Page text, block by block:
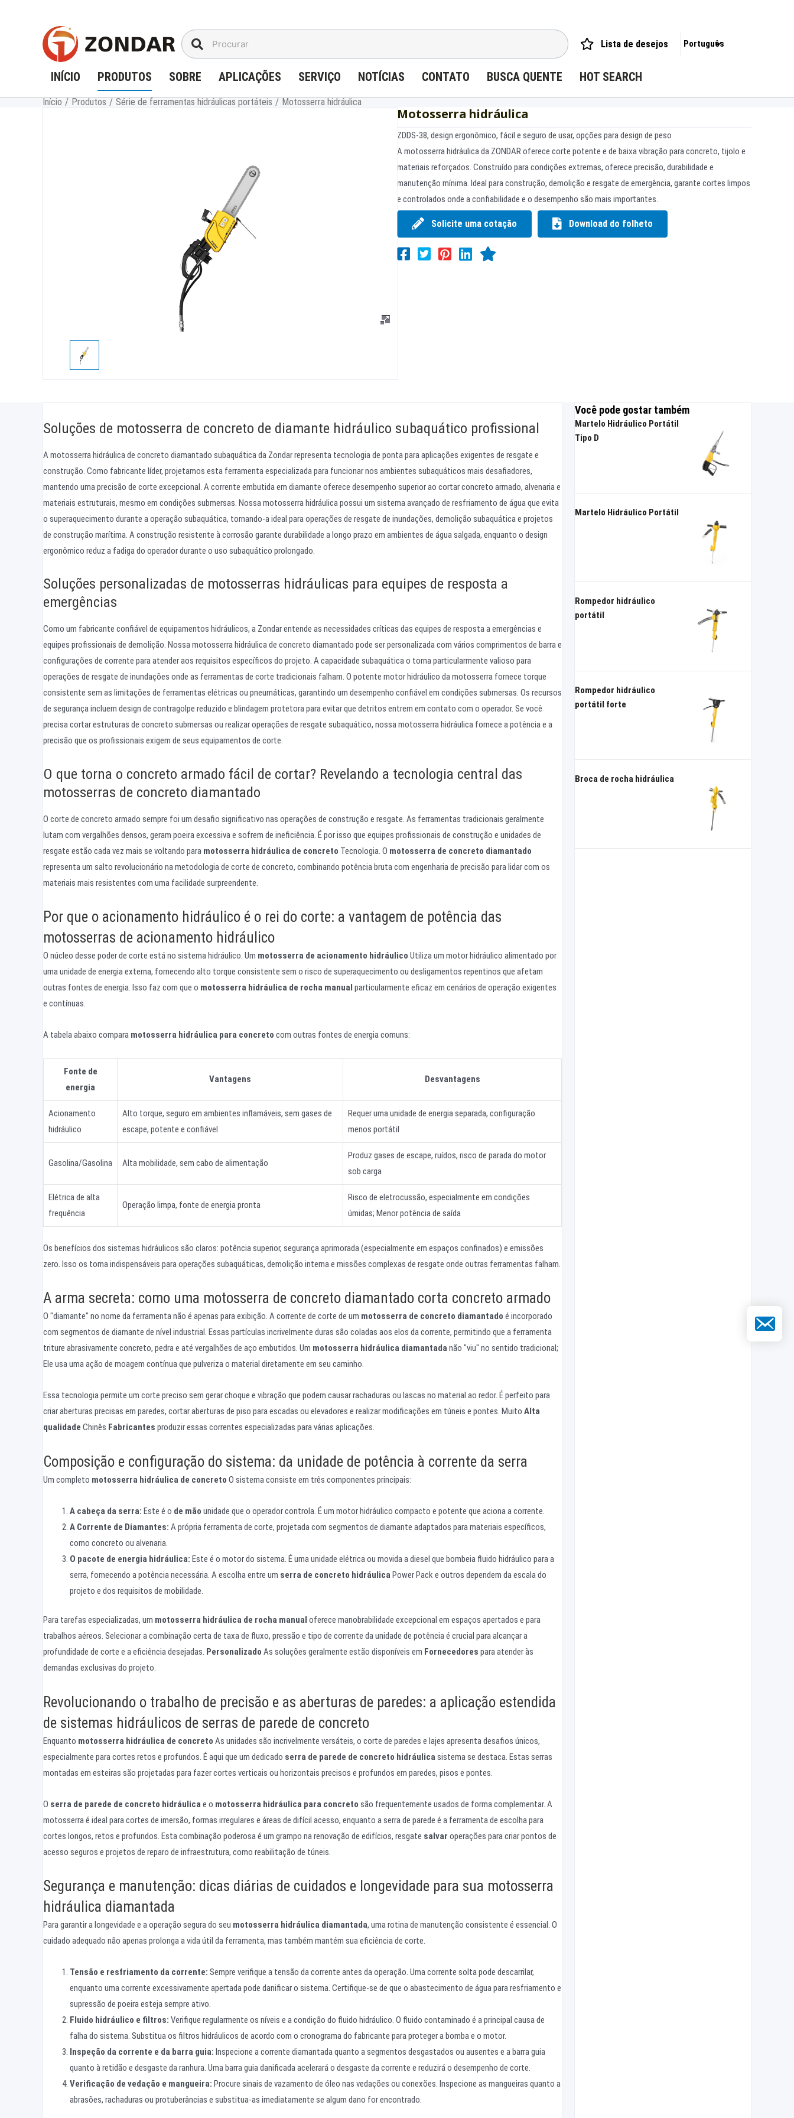
Lista de desejos Português
INÍCIO PRODUTOS SOBRE APLICAÇÕES SERVIÇO NOTÍCIAS CONTATO BUSCA QUENTE HOT SEARCH
Início / Produtos / Série de ferramentas hidráulicas portáteis / Motosserra hidráulica
Motosserra hidráulica
ZDDS-38, design ergonômico, fácil e seguro de usar, opções para design de peso
A motosserra hidráulica da ZONDAR oferece corte potente e de baixa vibração para concreto, tijolo e
materiais reforçados. Construído para condições extremas, oferece precisão, durabilidade e
manutenção mínima. Ideal para construção, demolição e resgate de emergência, garante cortes limpos
e controlados onde a confiabilidade e o desempenho são mais importantes.
Solicite uma cotação Download do folheto
Soluções de motosserra de concreto de diamante hidráulico subaquático profissional
A motosserra hidráulica de concreto diamantado subaquática da Zondar representa tecnologia de ponta para aplicações exigentes de resgate e
construção. Como fabricante líder, projetamos esta ferramenta especializada para funcionar nos ambientes subaquáticos mais desafiadores,
mantendo uma precisão de corte excepcional. A corrente embutida em diamante oferece desempenho superior ao cortar concreto armado, alvenaria e
materiais estruturais, mesmo em condições submersas. Nossa motosserra hidráulica possui um sistema avançado de resfriamento de água que evita
o superaquecimento durante a operação subaquática, tornando-a ideal para operações de resgate de inundações, demolição subaquática e projetos
de construção marítima. A construção resistente à corrosão garante durabilidade a longo prazo em ambientes de água salgada, enquanto o design
ergonômico reduz a fadiga do operador durante o uso subaquático prolongado.
Soluções personalizadas de motosserras hidráulicas para equipes de resposta a
emergências
Como um fabricante confiável de equipamentos hidráulicos, a Zondar entende as necessidades críticas das equipes de resposta a emergências e
equipes profissionais de demolição. Nossa motosserra hidráulica de concreto diamantado pode ser personalizada com vários comprimentos de barra e
configurações de corrente para atender aos requisitos específicos do projeto. A capacidade subaquática o torna particularmente valioso para
operações de resgate de inundações onde as ferramentas de corte tradicionais falham. O potente motor hidráulico da motosserra fornece torque
consistente sem as limitações de ferramentas elétricas ou pneumáticas, garantindo um desempenho confiável em condições submersas. Os recursos
de segurança incluem design de contragolpe reduzido e blindagem protetora para evitar que detritos entrem em contato com o operador. Se você
precisa cortar estruturas de concreto submersas ou realizar operações de resgate subaquático, nossa motosserra hidráulica fornece a potência e a
precisão que os profissionais exigem de seus equipamentos de corte.
O que torna o concreto armado fácil de cortar? Revelando a tecnologia central das
motosserras de concreto diamantado
O corte de concreto armado sempre foi um desafio significativo nas operações de construção e resgate. As ferramentas tradicionais geralmente
lutam com vergalhões densos, geram poeira excessiva e sofrem de ineficiência. É por isso que equipes profissionais de construção e unidades de
resgate estão cada vez mais se voltando para motosserra hidráulica de concreto Tecnologia. O motosserra de concreto diamantado
representa um salto revolucionário na metodologia de corte de concreto, combinando potência bruta com engenharia de precisão para lidar com os
materiais mais resistentes com uma facilidade surpreendente.
Por que o acionamento hidráulico é o rei do corte: a vantagem de potência das
motosserras de acionamento hidráulico
O núcleo desse poder de corte está no sistema hidráulico. Um motosserra de acionamento hidráulico Utiliza um motor hidráulico alimentado por
uma unidade de energia externa, fornecendo alto torque consistente sem o risco de superaquecimento ou desligamentos repentinos que afetam
outras fontes de energia. Isso faz com que o motosserra hidráulica de rocha manual particularmente eficaz em cenários de operação exigentes
e contínuas.
A tabela abaixo compara motosserra hidráulica para concreto com outras fontes de energia comuns:
Fonte de
energia
Vantagens Desvantagens
Acionamento
hidráulico
Alto torque, seguro em ambientes inflamáveis, sem gases de
escape, potente e confiável
Requer uma unidade de energia separada, configuração
menos portátil
Gasolina/Gasolina Alta mobilidade, sem cabo de alimentação
Produz gases de escape, ruídos, risco de parada do motor
sob carga
Elétrica de alta
frequência
Operação limpa, fonte de energia pronta
Risco de eletrocussão, especialmente em condições
úmidas; Menor potência de saída
Os benefícios dos sistemas hidráulicos são claros: potência superior, segurança aprimorada (especialmente em espaços confinados) e emissões
zero. Isso os torna indispensáveis para operações subaquáticas, demolição interna e missões complexas de resgate onde outras ferramentas falham.
A arma secreta: como uma motosserra de concreto diamantado corta concreto armado
O "diamante" no nome da ferramenta não é apenas para exibição. A corrente de corte de um motosserra de concreto diamantado é incorporado
com segmentos de diamante de nível industrial. Essas partículas incrivelmente duras são coladas aos elos da corrente, permitindo que a ferramenta
triture abrasivamente concreto, pedra e até vergalhões de aço embutidos. Um motosserra hidráulica diamantadanão "viu" no sentido tradicional;
Ele usa uma ação de moagem contínua que pulveriza o material diretamente em seu caminho.
Essa tecnologia permite um corte preciso sem gerar choque e vibração que podem causar rachaduras ou lascas no material ao redor. É perfeito para
criar aberturas precisas em paredes, cortar aberturas de piso para escadas ou elevadores e realizar modificações em túneis e pontes. Muito Alta
qualidade Chinês Fabricantes produzir essas correntes especializadas para várias aplicações.
Composição e configuração do sistema: da unidade de potência à corrente da serra
Um completo motosserra hidráulica de concreto O sistema consiste em três componentes principais:
A cabeça da serra: Este é o de mão unidade que o operador controla. É um motor hidráulico compacto e potente que aciona a corrente.
A Corrente de Diamantes: A própria ferramenta de corte, projetada com segmentos de diamante adaptados para materiais específicos,
como concreto ou alvenaria.
O pacote de energia hidráulica: Este é o motor do sistema. É uma unidade elétrica ou movida a diesel que bombeia fluido hidráulico para a
serra, fornecendo a potência necessária. A escolha entre um serra de concreto hidráulicaPower Pack e outros dependem da escala do
projeto e dos requisitos de mobilidade.
Para tarefas especializadas, um motosserra hidráulica de rocha manual oferece manobrabilidade excepcional em espaços apertados e para
trabalhos aéreos. Selecionar a combinação certa de taxa de fluxo, pressão e tipo de corrente da unidade de potência é crucial para alcançar a
profundidade de corte e a eficiência desejadas. Personalizado As soluções geralmente estão disponíveis em Fornecedores para atender às
demandas exclusivas do projeto.
Revolucionando o trabalho de precisão e as aberturas de paredes: a aplicação estendida
de sistemas hidráulicos de serras de parede de concreto
Enquanto motosserra hidráulica de concreto As unidades são incrivelmente versáteis, o corte de paredes e lajes apresenta desafios únicos,
especialmente para cortes retos e profundos. É aqui que um dedicado serra de parede de concreto hidráulicasistema se destaca. Estas serras
montadas em esteiras são projetadas para fazer cortes verticais ou horizontais precisos e profundos em paredes, pisos e pontes.
O serra de parede de concreto hidráulicae o motosserra hidráulica para concreto são frequentemente usados de forma complementar. A
motosserra é ideal para cortes de imersão, formas irregulares e áreas de difícil acesso, enquanto a serra de parede é a ferramenta de escolha para
cortes longos, retos e profundos. Esta combinação poderosa é um grampo na renovação de edifícios, resgate salvar operações para criar pontos de
acesso seguros e projetos de reparo de infraestrutura, como reabilitação de túneis.
Segurança e manutenção: dicas diárias de cuidados e longevidade para sua motosserra
hidráulica diamantada
Para garantir a longevidade e a operação segura do seu motosserra hidráulica diamantada, uma rotina de manutenção consistente é essencial. O
cuidado adequado não apenas prolonga a vida útil da ferramenta, mas também mantém sua eficiência de corte.
Tensão e resfriamento da corrente: Sempre verifique a tensão da corrente antes da operação. Uma corrente solta pode descarrilar,
enquanto uma corrente excessivamente apertada pode danificar o sistema. Certifique-se de que o abastecimento de água para resfriamento e
supressão de poeira esteja sempre ativo.
Fluido hidráulico e filtros: Verifique regularmente os níveis e a condição do fluido hidráulico. O fluido contaminado é a principal causa de
falha do sistema. Substitua os filtros hidráulicos de acordo com o cronograma do fabricante para proteger a bomba e o motor.
Inspeção da corrente e da barra guia: Inspecione a corrente diamantada quanto a segmentos desgastados ou ausentes e a barra guia
quanto à retidão e desgaste da ranhura. Uma barra guia danificada acelerará o desgaste da corrente e reduzirá o desempenho de corte.
Verificação de vedação e mangueira: Procure sinais de vazamento de óleo nas vedações ou conexões. Inspecione as mangueiras quanto a
abrasões, rachaduras ou protuberâncias e substitua-as imediatamente se algum dano for encontrado.
Você pode gostar também
Martelo Hidráulico Portátil
Tipo D
Martelo Hidráulico Portátil
Rompedor hidráulico
portátil
Rompedor hidráulico
portátil forte
Broca de rocha hidráulica
E-mail